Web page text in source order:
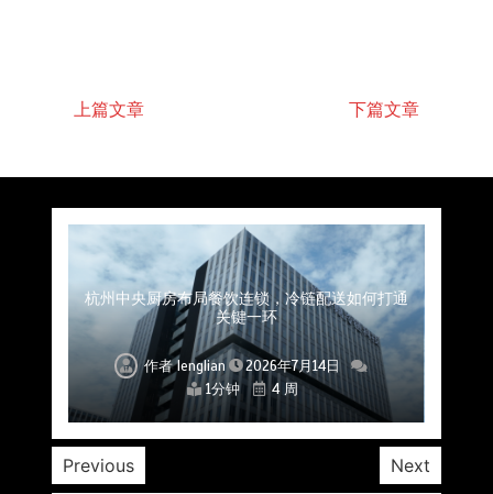
上篇文章 下篇文章
上海餐饮连锁加速，冷链配送如何破解冻品食材
流通难题？
作者lenglian
2026年7月14日
1分钟
4 周
杭州中央厨房布局餐饮连锁，冷链配送如何打通
关键一环
作者lenglian
2026年7月14日
1分钟
4 周
北京餐饮企业如何选择冷链公司？
作者lenglian
2026年7月14日
1分钟
4 周
深圳冷链物流如何护航餐饮连锁？冻品食材流通
全解析
作者lenglian
2026年7月14日
1分钟
4 周
北京餐饮仓配一体化的核心价值与落地实践解析
作者lenglian
2026年7月14日
1分钟
4 周
武汉冻品配送三要素：控温、时效、低成本如何
兼得？
作者lenglian
2026年7月14日
1分钟
4 周
重庆冷链布局解冻食材运输密码，餐饮连锁如何
稳控品质？
作者lenglian
2026年7月14日
1分钟
4 周
Previous Next